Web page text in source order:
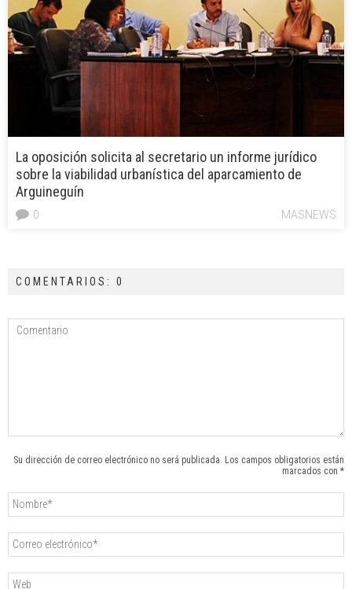
La oposición solicita al secretario un informe jurídico
sobre la viabilidad urbanística del aparcamiento de
Arguineguín
MASNEWS
0
COMENTARIOS: 0
Su dirección de correo electrónico no será publicada. Los campos obligatorios están
marcados con *